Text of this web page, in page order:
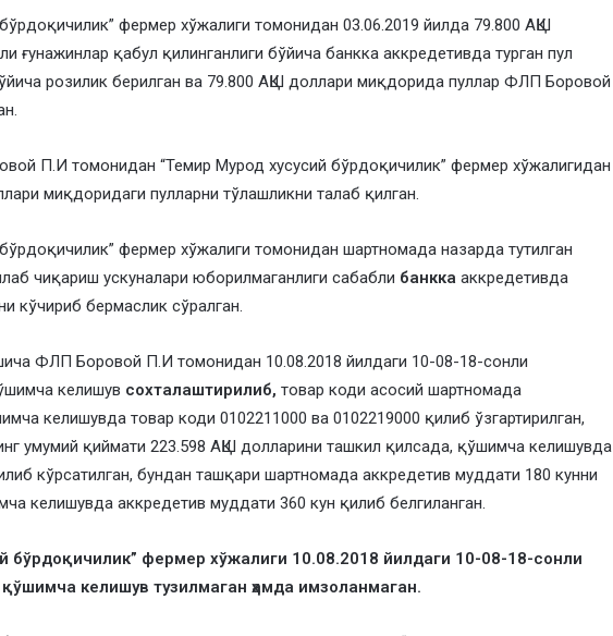
фермер хўжалиги томонидан 03.06.2019 йилда 79.800 АҚШ
ғунажинлар қабул қилинганлиги бўйича банкка аккредетивда турган пул
розилик берилган ва 79.800 АҚШ доллари миқдорида пуллар ФЛП Боровой
П.И томонидан “Темир Мурод хусусий бўрдоқичилик” фермер хўжалигидан
миқдоридаги пулларни тўлашликни талаб қилган.
фермер хўжалиги томонидан шартномада назарда тутилган
чиқариш ускуналари юборилмаганлиги сабабли банкка аккредетивда
кўчириб бермаслик сўралган.
ФЛП Боровой П.И томонидан 10.08.2018 йилдаги 10-08-18-сонли
келишув сохталаштирилиб, товар коди асосий шартномада
келишувда товар коди 0102211000 ва 0102219000 қилиб ўзгартирилган,
умумий қиймати 223.598 АҚШ долларини ташкил қилсада, қўшимча келишувда
кўрсатилган, бундан ташқари шартномада аккредетив муддати 180 кунни
келишувда аккредетив муддати 360 кун қилиб белгиланган.
бўрдоқичилик” фермер хўжалиги 10.08.2018 йилдаги 10-08-18-сонли
келишув тузилмаган ҳамда имзоланмаган.